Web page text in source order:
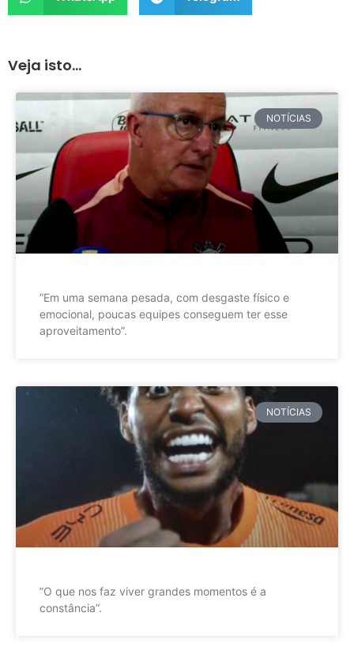
Veja isto...
NOTÍCIAS
”Em uma semana pesada, com desgaste físico e
emocional, poucas equipes conseguem ter esse
aproveitamento”.
NOTÍCIAS
”O que nos faz viver grandes momentos é a
constância”.